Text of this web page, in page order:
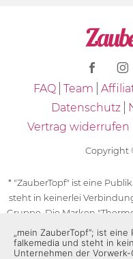
FAQ Team
Datenschutz
Vertrag widerrufen
Copyright
* "ZauberTopf" ist eine
steht in keinerlei
Gruppe. Die Marken
des "Thermomix®" sind
der Vorwerk-Gruppe. Die
„mein ZauberTopf”; ist
falkemedia und steht in
Unternehmen der